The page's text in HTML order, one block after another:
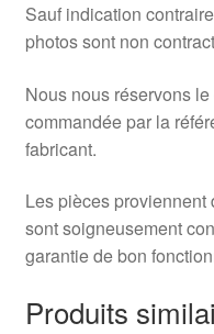
Sauf indication
photos sont non
Nous nous réservons
commandée par la
fabricant.
Les pièces
sont soigneusement
garantie de bon
Produits